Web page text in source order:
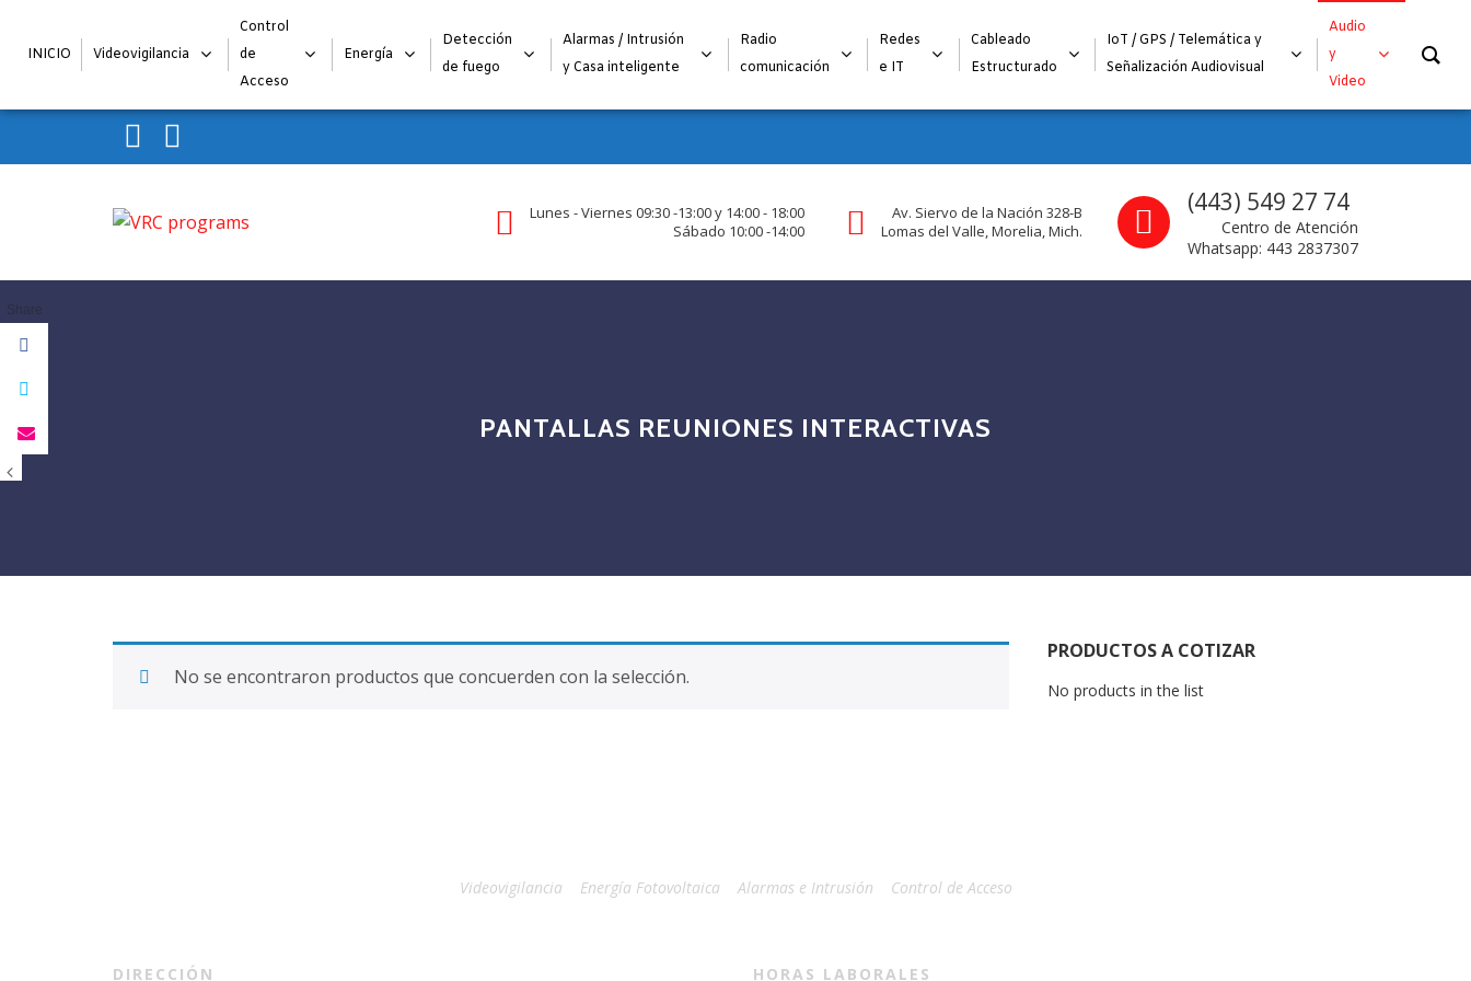
INICIO Videovigilancia
Control
de
Acceso
Energía
Detección
de fuego
Alarmas / Intrusión
y Casa inteligente
Radio
comunicación
Redes
e IT
Cableado
Estructurado
IoT / GPS / Telemática y
Señalización Audiovisual
Audio
y
Video
Skip to navigation
Call us
(443) 549 27 74
Centro de Atención
Whatsapp: 443 2837307
Av. Siervo de la Nación 328-B
Lomas del Valle, Morelia, Mich.
Lunes - Viernes 09:30 -13:00 y 14:00 - 18:00
Sábado 10:00 -14:00
PANTALLAS REUNIONES INTERACTIVAS
No se encontraron productos que concuerden con la selección.
PRODUCTOS A COTIZAR
No products in the list
Videovigilancia Energía Fotovoltaica Alarmas e Intrusión Control de Acceso
DIRECCIÓN HORAS LABORALES
Share